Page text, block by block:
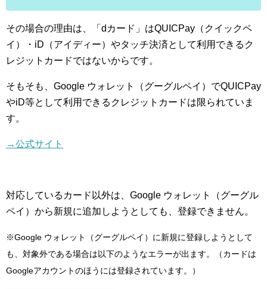
その場合の理由は、「dカード」はQUICPay（クイックペ
イ）・iD（アイディー）やタッチ決済として利用できるク
レジットカードではないからです。
そもそも、Google ウォレット（グーグルペイ）でQUICPay
やiD等として利用できるクレジットカードは限られていま
す。
→公式サイト
対応しているカード以外は、Google ウォレット（グーグル
ペイ）から新規に追加しようとしても、登録できません。
※Google ウォレット（グーグルペイ）に新規に登録しようとして
も、対象外である場合は以下のようなエラーが出ます。（カードは
Googleアカウントのほうには登録されています。）